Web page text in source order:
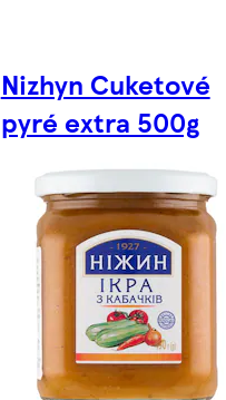
Nizhyn Cuketové
pyré extra 500g